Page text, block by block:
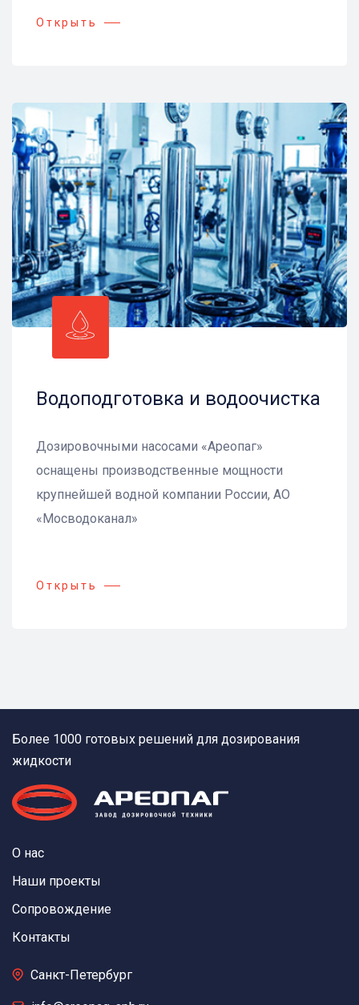
Открыть
Водоподготовка и водоочистка
Дозировочными насосами «Ареопаг»
оснащены производственные мощности
крупнейшей водной компании России, АО
«Мосводоканал»
Открыть
Более 1000 готовых решений для дозирования
жидкости
О нас
Наши проекты
Сопровождение
Контакты
Санкт-Петербург